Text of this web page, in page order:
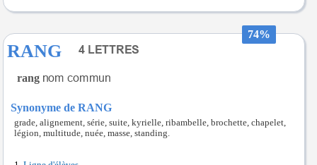
74%
RANG
rang
Synonyme de RANG
grade, alignement, série, suite, kyrielle, ribambelle, brochette, chapelet,
légion, multitude, nuée, masse, standing.